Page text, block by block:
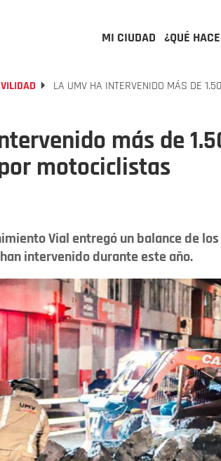
MI CIUDAD ¿QUÉ
LA UMV HA INTERVENIDO MÁS DE
más de
motociclistas
Vial entregó un balance de
intervenido durante este año.